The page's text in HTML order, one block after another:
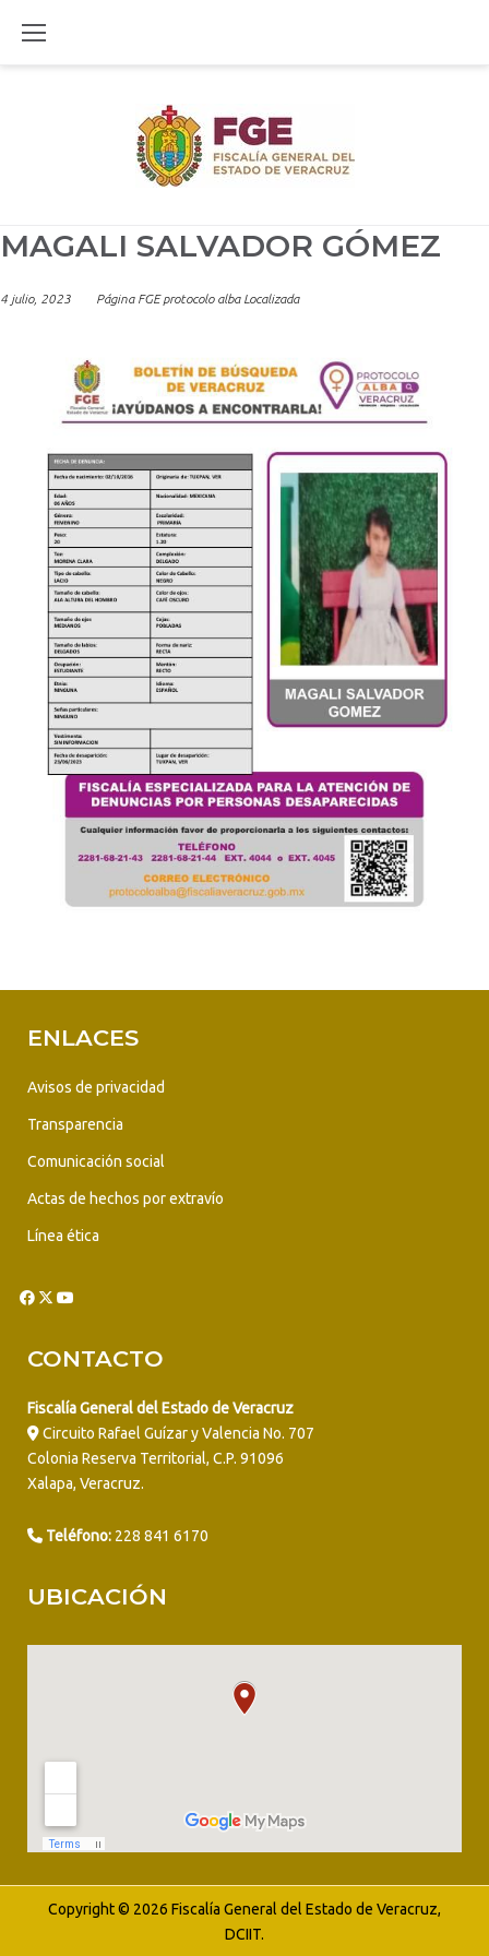
MAGALI SALVADOR GÓMEZ
4 julio, 2023 Página FGE protocolo alba Localizada
ENLACES
Avisos de privacidad
Transparencia
Comunicación social
Actas de hechos por extravío
Línea ética
CONTACTO
Fiscalía General del Estado de Veracruz
Circuito Rafael Guízar y Valencia No. 707
Colonia Reserva Territorial, C.P. 91096
Xalapa, Veracruz.
Teléfono: 228 841 6170
UBICACIÓN
Copyright © 2026 Fiscalía General del Estado de Veracruz,
DCIIT.